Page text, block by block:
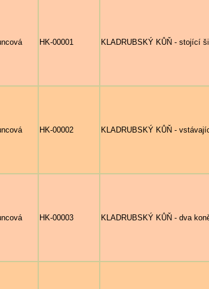
HK-00001 KLADRUBSKÝ KŮŇ - stojící
HK-00002 KLADRUBSKÝ KŮŇ -
HK-00003 KLADRUBSKÝ KŮŇ - dva